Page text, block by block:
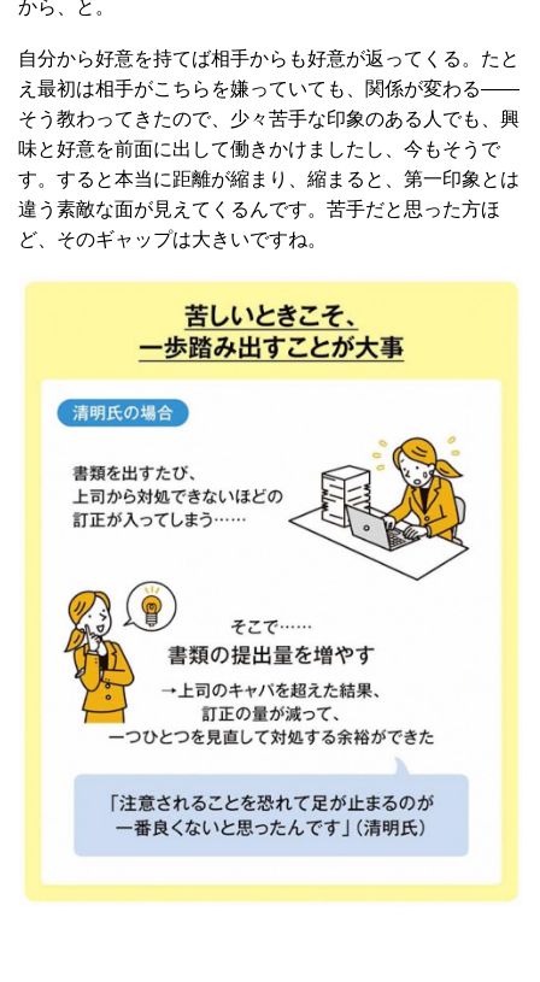
から、と。
自分から好意を持てば相手からも好意が返ってくる。たと
え最初は相手がこちらを嫌っていても、関係が変わる――
そう教わってきたので、少々苦手な印象のある人でも、興
味と好意を前面に出して働きかけましたし、今もそうで
す。すると本当に距離が縮まり、縮まると、第一印象とは
違う素敵な面が見えてくるんです。苦手だと思った方ほ
ど、そのギャップは大きいですね。